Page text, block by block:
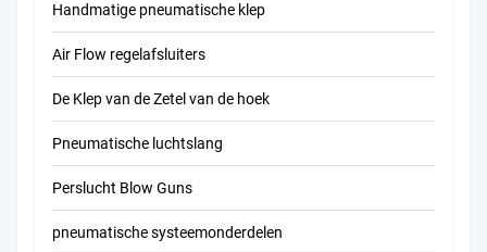
Handmatige pneumatische klep
Air Flow regelafsluiters
De Klep van de Zetel van de hoek
Pneumatische luchtslang
Perslucht Blow Guns
pneumatische systeemonderdelen